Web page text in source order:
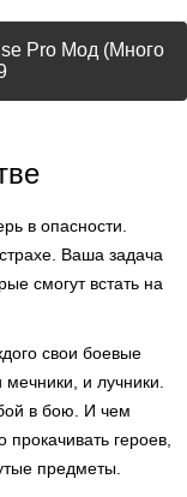
Pro Мод (Много
в опасности.
Ваша задача
смогут встать на
свои боевые
и лучники.
в бою. И чем
героев,
предметы.